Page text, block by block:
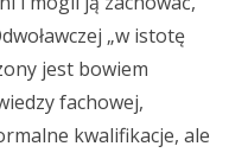
„w istotę
jest bowiem
fachowej,
kwalifikacje, ale